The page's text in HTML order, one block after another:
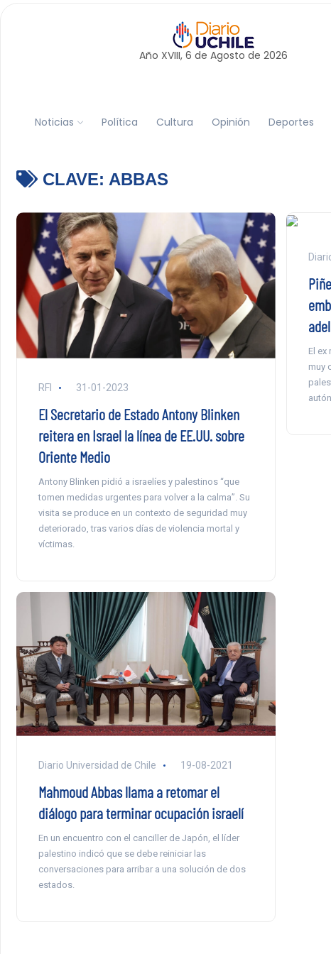
Año XVIII, 6 de Agosto de 2026
Noticias Política Cultura Opinión Deportes
CLAVE: ABBAS
RFI 31-01-2023
El Secretario de Estado Antony Blinken
reitera en Israel la línea de EE.UU. sobre
Oriente Medio
Antony Blinken pidió a israelíes y palestinos “que
tomen medidas urgentes para volver a la calma”. Su
visita se produce en un contexto de seguridad muy
deteriorado, tras varios días de violencia mortal y
víctimas.
El ex
muy
Diario Universidad de Chile 19-08-2021
Mahmoud Abbas llama a retomar el
diálogo para terminar ocupación israelí
En un encuentro con el canciller de Japón, el líder
palestino indicó que se debe reiniciar las
conversaciones para arribar a una solución de dos
estados.